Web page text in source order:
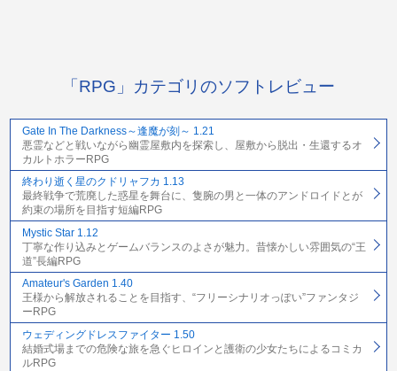
「RPG」カテゴリのソフトレビュー
Gate In The Darkness～逢魔が刻～ 1.21
悪霊などと戦いながら幽霊屋敷内を探索し、屋敷から脱出・生還するオ
カルトホラーRPG
終わり逝く星のクドリャフカ 1.13
最終戦争で荒廃した惑星を舞台に、隻腕の男と一体のアンドロイドとが
約束の場所を目指す短編RPG
Mystic Star 1.12
丁寧な作り込みとゲームバランスのよさが魅力。昔懐かしい雰囲気の“王
道”長編RPG
Amateur's Garden 1.40
王様から解放されることを目指す、“フリーシナリオっぽい”ファンタジ
ーRPG
ウェディングドレスファイター 1.50
結婚式場までの危険な旅を急ぐヒロインと護衛の少女たちによるコミカ
ルRPG